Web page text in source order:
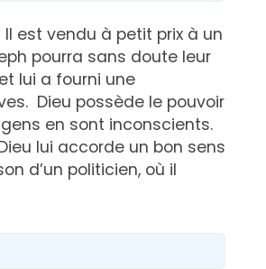
est vendu à petit prix à un
pourra sans doute leur
lui a fourni une
Dieu possède le pouvoir
en sont inconscients.
lui accorde un bon sens
d’un politicien, où il